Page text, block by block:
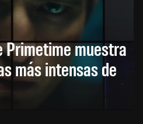
Primetime muestra
más intensas de